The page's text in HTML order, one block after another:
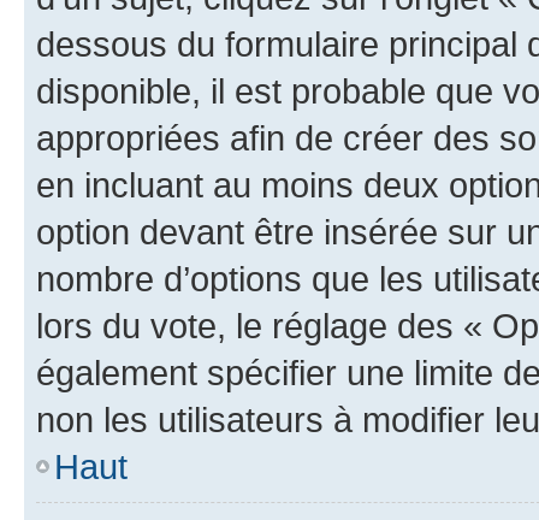
dessous du formulaire principal
disponible, il est probable que
appropriées afin de créer des
en incluant au moins deux
option devant être insérée sur
nombre d’options que les
lors du vote, le réglage des «
également spécifier une limite
non les utilisateurs à modifier
Haut